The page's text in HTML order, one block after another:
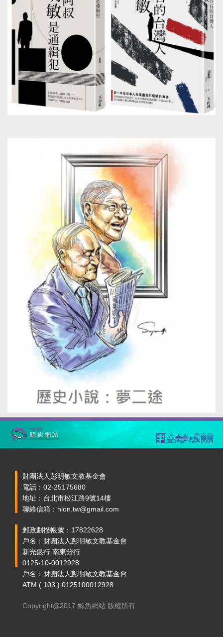
財團法人彭明敏文教基金會
電話：02-25175680
地址：台北市松江路9號14樓
聯絡信箱：hion.tw@gmail.com
郵政劃撥帳號：17822628
戶名：財團法人彭明敏文教基金會
新光銀行 南東分行
0125-10-0012928
戶名：財團法人彭明敏文教基金會
ATM ( 103 ) 0125100012928
Copyright@2017 鯨魚網站 版權所有